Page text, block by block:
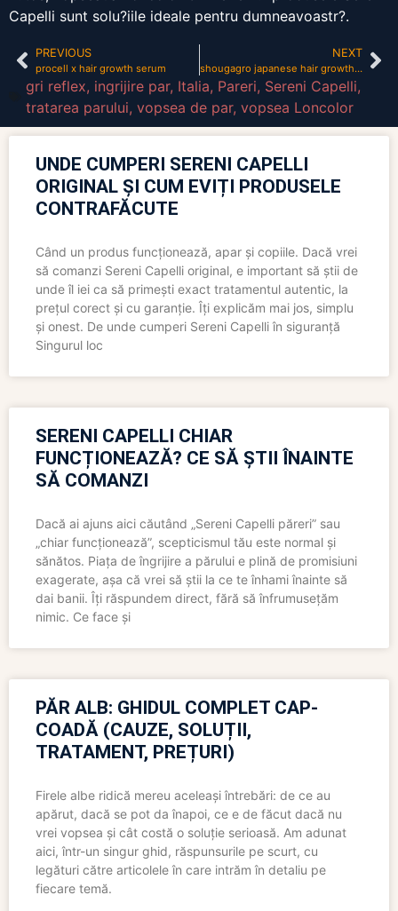
Capelli sunt solu?iile ideale pentru dumneavoastr?.
PREVIOUS
procell x hair growth serum
NEXT
shougagro japanese hair growth spray
gri reflex, ingrijire par, Italia, Pareri, Sereni Capelli,
tratarea parului, vopsea de par, vopsea Loncolor
UNDE CUMPERI SERENI CAPELLI
ORIGINAL ȘI CUM EVIȚI PRODUSELE
CONTRAFĂCUTE
Când un produs funcționează, apar și copiile. Dacă vrei
să comanzi Sereni Capelli original, e important să știi de
unde îl iei ca să primești exact tratamentul autentic, la
prețul corect și cu garanție. Îți explicăm mai jos, simplu
și onest. De unde cumperi Sereni Capelli în siguranță
Singurul loc
SERENI CAPELLI CHIAR
FUNCȚIONEAZĂ? CE SĂ ȘTII ÎNAINTE
SĂ COMANZI
Dacă ai ajuns aici căutând „Sereni Capelli păreri” sau
„chiar funcționează”, scepticismul tău este normal și
sănătos. Piața de îngrijire a părului e plină de promisiuni
exagerate, așa că vrei să știi la ce te înhami înainte să
dai banii. Îți răspundem direct, fără să înfrumusețăm
nimic. Ce face și
PĂR ALB: GHIDUL COMPLET CAP-
COADĂ (CAUZE, SOLUȚII,
TRATAMENT, PREȚURI)
Firele albe ridică mereu aceleași întrebări: de ce au
apărut, dacă se pot da înapoi, ce e de făcut dacă nu
vrei vopsea și cât costă o soluție serioasă. Am adunat
aici, într-un singur ghid, răspunsurile pe scurt, cu
legături către articolele în care intrăm în detaliu pe
fiecare temă.